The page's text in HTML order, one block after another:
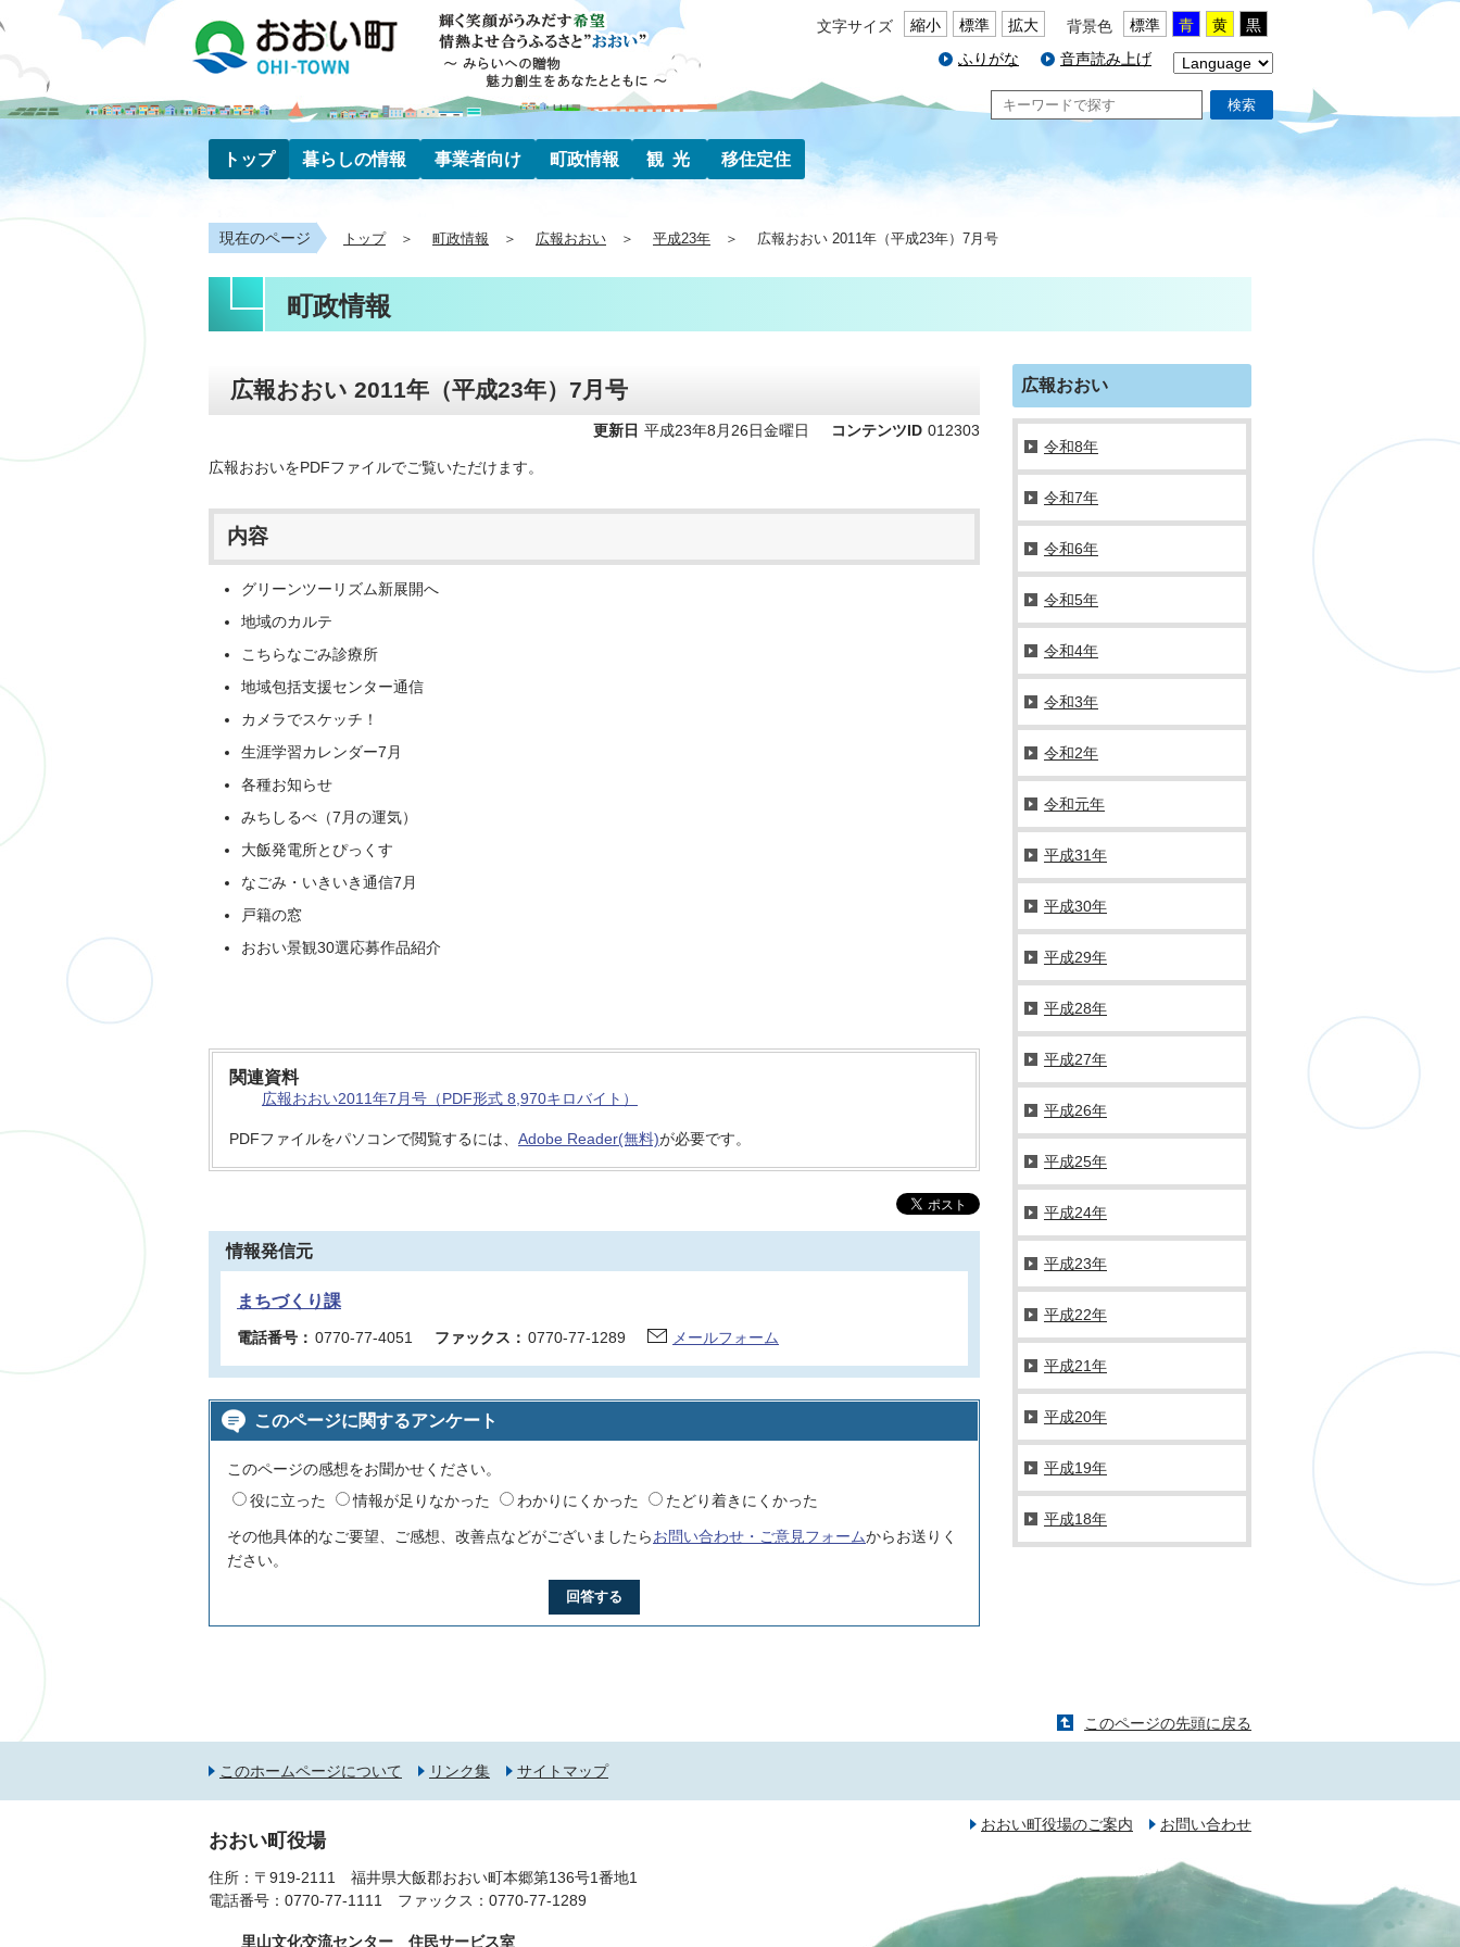
文字サイズ 縮小 標準 拡大 背景色 標準 青 黄
黒
ふりがな
音声読み上げ
検索
トップ 暮らしの情報 事業者向け 町政情報 観光 移住定住
現在のページ トップ 町政情報 広報おおい 平成23年 広報おおい 2011年（平成23年）7月号
町政情報
広報おおい 2011年（平成23年）7月号
更新日 平成23年8月26日金曜日 コンテンツID 012303
広報おおいをPDFファイルでご覧いただけます。
内容
グリーンツーリズム新展開へ
地域のカルテ
こちらなごみ診療所
地域包括支援センター通信
カメラでスケッチ！
生涯学習カレンダー7月
各種お知らせ
みちしるべ（7月の運気）
大飯発電所とぴっくす
なごみ・いきいき通信7月
戸籍の窓
おおい景観30選応募作品紹介
関連資料
広報おおい2011年7月号（PDF形式 8,970キロバイト）
PDFファイルをパソコンで閲覧するには、 Adobe Reader(無料)が必要です。
情報発信元
まちづくり課
電話番号： 0770-77-4051 ファックス： 0770-77-1289 メールフォーム
このページに関するアンケート
このページの感想をお聞かせください。
役に立った
情報が足りなかった わかりにくかった たどり着きにくかった
その他具体的なご要望、ご感想、改善点などがございましたらお問い合わせ・ご意見フォームからお送りく
ださい。
回答する
広報おおい
令和8年
令和7年
令和6年
令和5年
令和4年
令和3年
令和2年
令和元年
平成31年
平成30年
平成29年
平成28年
平成27年
平成26年
平成25年
平成24年
平成23年
平成22年
平成21年
平成20年
平成19年
平成18年
このページの先頭に戻る
このホームページについて リンク集 サイトマップ
おおい町役場のご案内 お問い合わせ
おおい町役場
住所：〒919-2111 福井県大飯郡おおい町本郷第136号1番地1
電話番号： 0770-77-1111 ファックス：0770-77-1289
里山文化交流センター 住民サービス室